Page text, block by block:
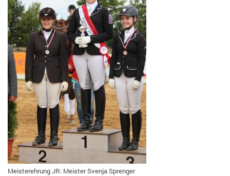
Meisterehrung JR: Meister Svenja Sprenger